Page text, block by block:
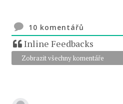
10 komentářů
Inline Feedbacks
Zobrazit všechny komentáře